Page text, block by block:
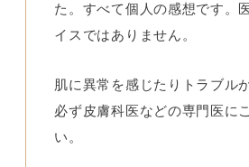
た。すべて個人の感想です。
イスではありません。
肌に異常を感じたりトラブル
必ず皮膚科医などの専門医に
い。